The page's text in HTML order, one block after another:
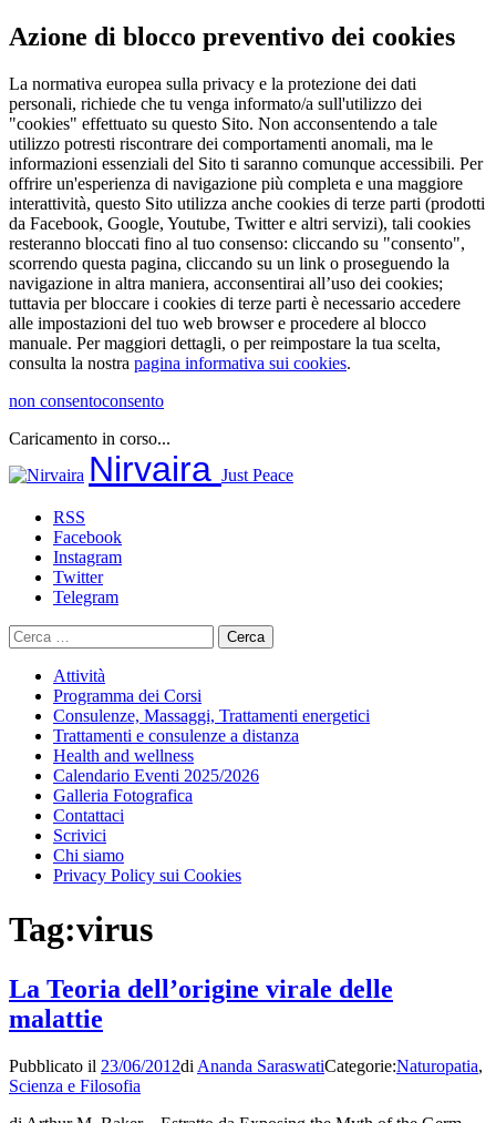
Azione di blocco preventivo dei cookies
La normativa europea sulla privacy e la protezione dei dati
personali, richiede che tu venga informato/a sull'utilizzo dei
"cookies" effettuato su questo Sito. Non acconsentendo a tale
utilizzo potresti riscontrare dei comportamenti anomali, ma le
informazioni essenziali del Sito ti saranno comunque accessibili. Per
offrire un'esperienza di navigazione più completa e una maggiore
interattività, questo Sito utilizza anche cookies di terze parti (prodotti
da Facebook, Google, Youtube, Twitter e altri servizi), tali cookies
resteranno bloccati fino al tuo consenso: cliccando su "consento",
scorrendo questa pagina, cliccando su un link o proseguendo la
navigazione in altra maniera, acconsentirai all’uso dei cookies;
tuttavia per bloccare i cookies di terze parti è necessario accedere
alle impostazioni del tuo web browser e procedere al blocco
manuale. Per maggiori dettagli, o per reimpostare la tua scelta,
consulta la nostra pagina informativa sui cookies.
non consentoconsento
Caricamento in corso...
al
Nirvaira Just Peace
RSS
Facebook
Instagram
Twitter
Telegram
Ricerca
per:
Attività
Programma dei Corsi
Consulenze, Massaggi, Trattamenti energetici
Trattamenti e consulenze a distanza
Health and wellness
Calendario Eventi 2025/2026
Galleria Fotografica
Contattaci
Scrivici
Chi siamo
Privacy Policy sui Cookies
Tag:virus
La Teoria dell’origine virale delle
malattie
Pubblicato il 23/06/2012di Ananda SaraswatiCategorie:Naturopatia,
Scienza e Filosofia